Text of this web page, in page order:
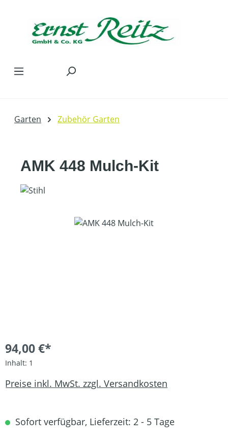
Garten Zubehör Garten
AMK 448 Mulch-Kit
Bildergalerie überspringen
94,00 €*
Inhalt: 1
Preise inkl. MwSt. zzgl. Versandkosten
Sofort verfügbar, Lieferzeit: 2 - 5 Tage